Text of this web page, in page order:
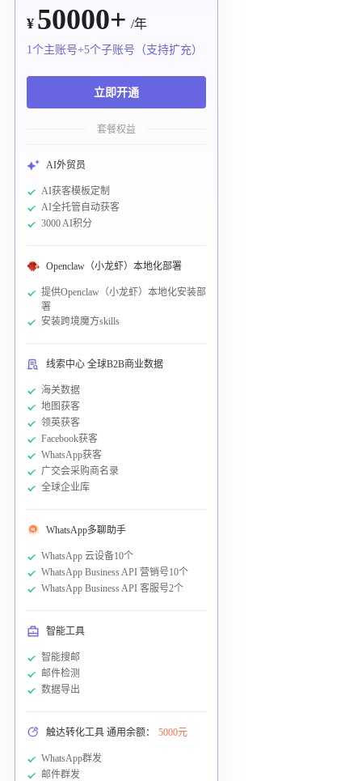
¥ 50000+ /年
1个主账号+5个子账号（支持扩充）
立即开通
套餐权益
AI外贸员
AI获客模板定制
AI全托管自动获客
3000 AI积分
Openclaw（小龙虾）本地化部署
提供Openclaw（小龙虾）本地化安装部
署
安装跨境魔方skills
线索中心 全球B2B商业数据
海关数据
地图获客
领英获客
Facebook获客
WhatsApp获客
广交会采购商名录
全球企业库
WhatsApp多聊助手
WhatsApp 云设备10个
WhatsApp Business API 营销号10个
WhatsApp Business API 客服号2个
智能工具
智能搜邮
邮件检测
数据导出
触达转化工具 通用余额： 5000元
WhatsApp群发
邮件群发